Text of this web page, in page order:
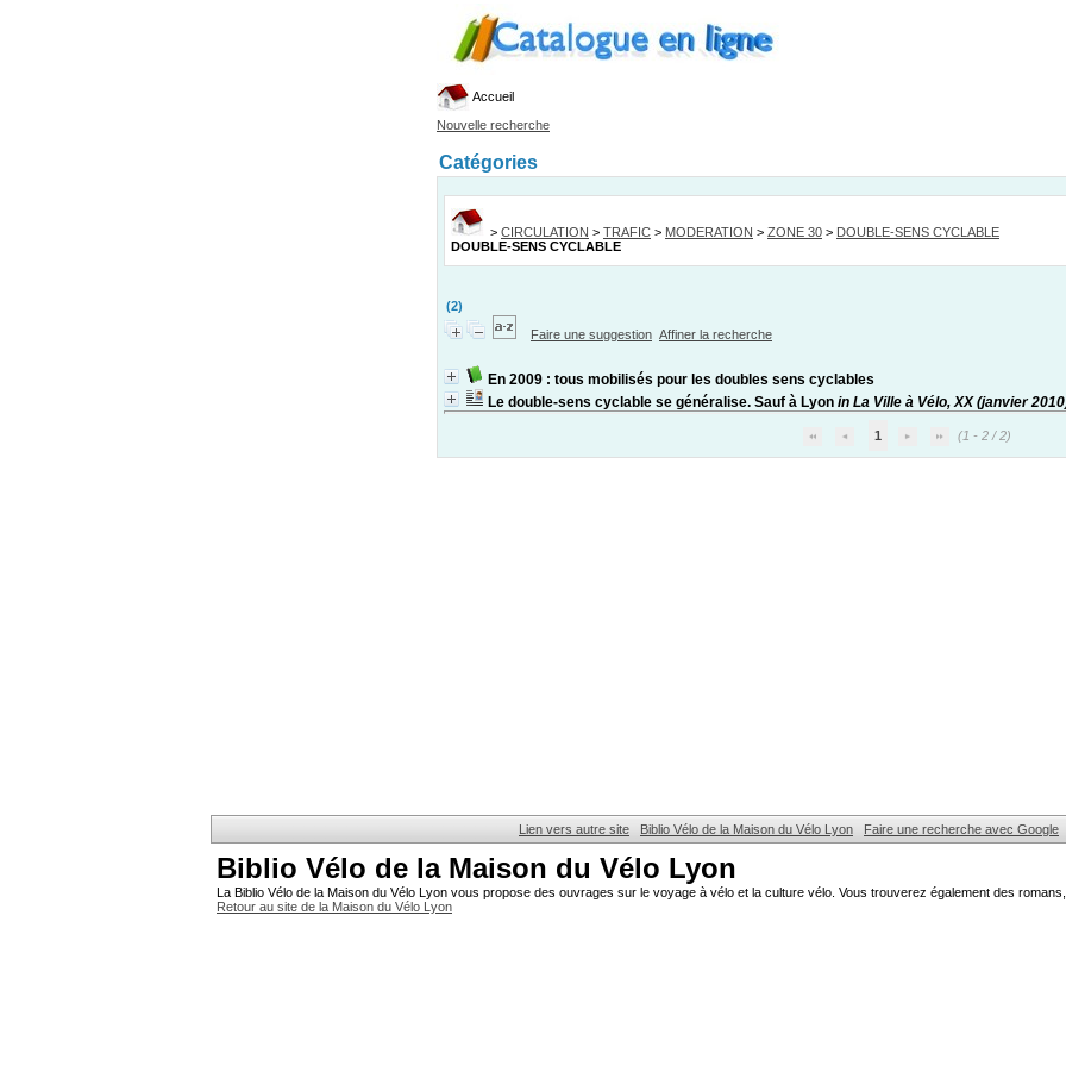
Accueil
Nouvelle recherche
Catégories
> CIRCULATION > TRAFIC > MODERATION > ZONE 30 > DOUBLE-SENS CYCLABLE
DOUBLE-SENS CYCLABLE
(2)
Faire une suggestion Affiner la recherche
En 2009 : tous mobilisés pour les doubles sens cyclables
Le double-sens cyclable se généralise. Sauf à Lyon in La Ville à Vélo, XX (janvier
1 (1 - 2 / 2)
Lien vers autre site Biblio Vélo de la Maison du Vélo Lyon Faire une recherche avec Google
Biblio Vélo de la Maison du Vélo Lyon
La Biblio Vélo de la Maison du Vélo Lyon vous propose des ouvrages sur le voyage à vélo et la culture vélo. Vous trouverez également des
Retour au site de la Maison du Vélo Lyon